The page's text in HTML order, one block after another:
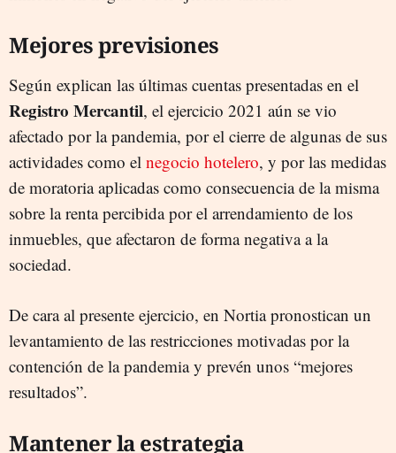
Mejores previsiones
Según explican las últimas cuentas presentadas en el
Registro Mercantil, el ejercicio 2021 aún se vio
afectado por la pandemia, por el cierre de algunas de sus
actividades como el negocio hotelero, y por las medidas
de moratoria aplicadas como consecuencia de la misma
sobre la renta percibida por el arrendamiento de los
inmuebles, que afectaron de forma negativa a la
sociedad.
De cara al presente ejercicio, en Nortia pronostican un
levantamiento de las restricciones motivadas por la
contención de la pandemia y prevén unos “mejores
resultados”.
Mantener la estrategia